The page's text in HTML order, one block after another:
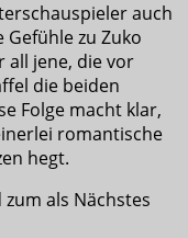
auch
zu Zuko
all jene, die vor
die beiden
Folge macht klar,
romantische
hegt.
als Nächstes